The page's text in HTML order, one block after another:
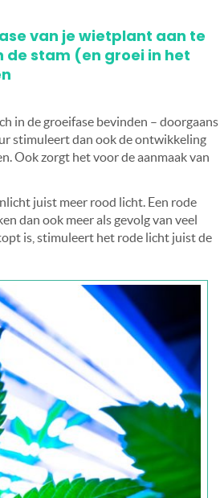
van je wietplant aan te
de stam (en groei in het
in de groeifase bevinden – doorgaans
stimuleert dan ook de ontwikkeling
Ook zorgt het voor de aanmaak van
juist meer rood licht. Een rode
dan ook meer als gevolg van veel
is, stimuleert het rode licht juist de